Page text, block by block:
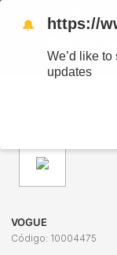
VOGUE
Código: 10004475
🔔 https://
We’d like
updates